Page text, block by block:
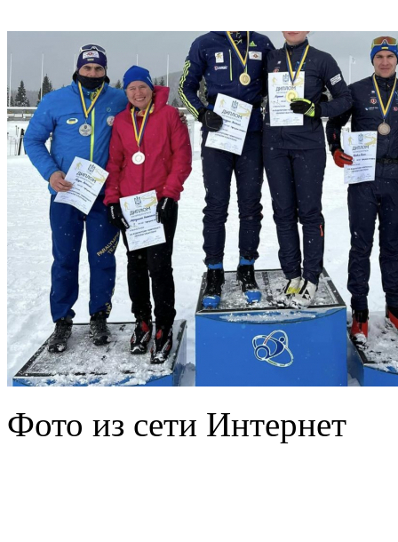
Фото из сети Интернет